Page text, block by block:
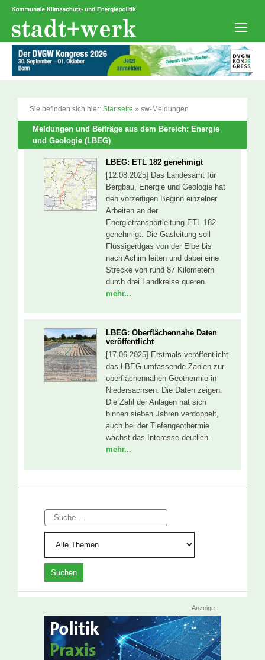
Zum
springen
Sie befinden sich hier: Startseite » sw-Meldungen
Meldungen und Beiträge aus dem Bereich: Energie
und Geologie (LBEG)
LBEG: ETL 182 genehmigt
[12.08.2025] Das Landesamt für
Bergbau, Energie und Geologie hat
den vorzeitigen Beginn einzelner
Arbeiten an der
Energietransportleitung ETL 182
genehmigt. Die Gasleitung soll
Flüssigerdgas von der Elbe bis
nach Achim leiten und dabei eine
Strecke von rund 87 Kilometern
durch drei Landkreise queren.
mehr...
LBEG: Oberflächennahe Daten
veröffentlicht
[17.06.2025] Erstmals veröffentlicht
das LBEG umfassende Zahlen zur
oberflächennahen Geothermie in
Niedersachsen. Die Daten zeigen:
Die Zahl der Anlagen hat sich
binnen sieben Jahren verdoppelt,
auch bei der Tiefengeothermie
wächst das Interesse deutlich.
mehr...
Suche
Anzeige